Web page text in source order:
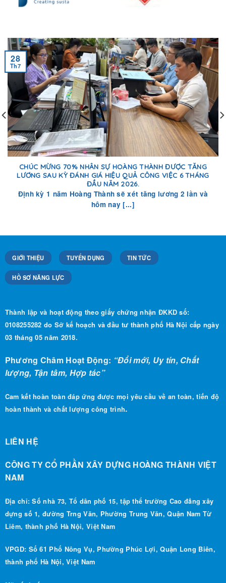
CHÚC MỪNG 70% NHÂN SỰ HOÀNG THÀNH ĐƯỢC TĂNG
LƯƠNG SAU KỲ ĐÁNH GIÁ HIỆU QUẢ CÔNG VIỆC 6 THÁNG
ĐẦU NĂM 2026.
Định kỳ 1 năm Hoàng Thành sẽ xét tăng lương 2 lần và
hôm nay [...]
28
Th7
HỒ SƠ NĂNG LỰC
0108255282 do Sở kế hoạch và đầu tư thành phố Hà Nội cấp ngày
03 tháng 05 năm 2018.
lượng, Tận tâm, Hợp tác”
hoàn thành và chất lượng công trình.
CÔNG TY CỔ PHẦN XÂY DỰNG HOÀNG THÀNH VIỆT
NAM
dựng số 1, đường Trng Văn, Phường Trung Văn, Quận Nam Từ
Liêm, thành phố Hà Nội, Việt Nam
thành phố Hà Nội, Việt Nam